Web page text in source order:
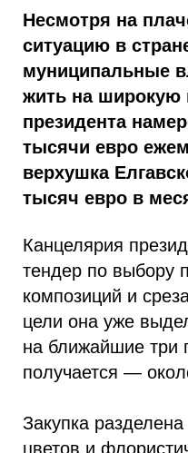
Несмотря на
ситуацию в
муниципальные
жить на широкую
президента
тысячи евро
верхушка
тысяч евро в
Канцелярия
тендер по выбору
композиций и
цели она уже
на ближайшие три
получается —
Закупка
цветов и